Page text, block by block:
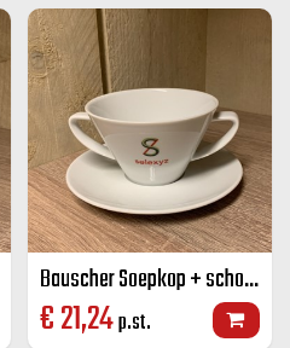
Bauscher Soepkop + schotel wit 26 cl
€21,24p.st.